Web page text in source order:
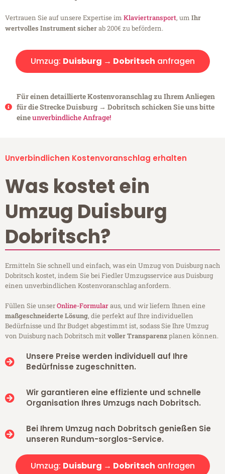
Vertrauen Sie auf unsere Expertise im Klaviertransport, um Ihr
wertvolles Instrument sicherab 200€ zu befördern.
Umzug: Duisburg → Dobritsch anfragen
Für einen detaillierte Kostenvoranschlag zu Ihrem Anliegen
für die Strecke Duisburg → Dobritsch schicken Sie uns bitte
eineunverbindliche Anfrage!
Unverbindlichen Kostenvoranschlag erhalten
Was kostet ein
Umzug Duisburg
Dobritsch?
Ermitteln Sie schnell und einfach, was ein Umzug von Duisburg nach
Dobritsch kostet, indem Sie bei Fiedler Umzugsservice aus Duisburg
einen unverbindlichen Kostenvoranschlag anfordern.
Füllen Sie unserOnline-Formularaus, und wir liefern Ihnen eine
maßgeschneiderte Lösung, die perfekt auf Ihre individuellen
Bedürfnisse und Ihr Budget abgestimmt ist, sodass Sie Ihre Umzug
von Duisburg nach Dobritsch mitvoller Transparenzplanen können.
Unsere Preise werden individuell auf Ihre
Bedürfnisse zugeschnitten.
Wir garantieren eine effiziente und schnelle
Organisation Ihres Umzugs nach Dobritsch.
Bei Ihrem Umzug nach Dobritsch genießen Sie
unseren Rundum-sorglos-Service.
Umzug: Duisburg → Dobritsch anfragen